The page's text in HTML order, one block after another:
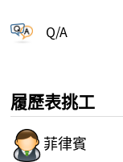
Q/A
履歷表挑工
菲律賓